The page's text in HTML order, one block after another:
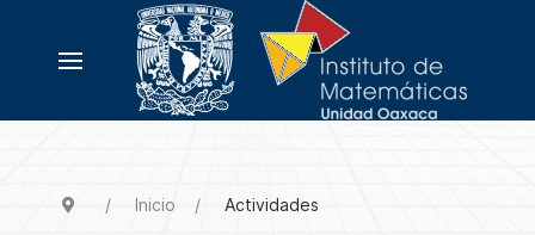
Inicio Actividades